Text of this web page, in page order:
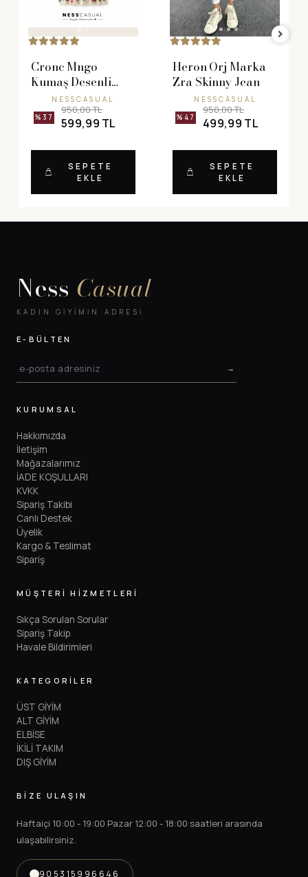
Cronc Mngo
Kumaş Desenli
ElbiseNESSCASUAL
%37
950,00 TL
599,99 TL
SEPETE
EKLE
Heron Orj Marka
Zra Skinny Jean
NESSCASUAL
%47
950,00 TL
499,99 TL
SEPETE
EKLE
Ness Casual
KADIN GIYIMIN ADRESI
E-BÜLTEN
→
KURUMSAL
Hakkımızda
İletişim
Mağazalarımız
İADE KOŞULLARI
KVKK
Sipariş Takibi
Canlı Destek
Üyelik
Kargo & Teslimat
Sipariş
MÜŞTERİ HİZMETLERİ
Sıkça Sorulan Sorular
Sipariş Takip
Havale Bildirimleri
KATEGORİLER
ÜST GİYİM
ALT GİYİM
ELBİSE
İKİLİ TAKIM
DIŞ GİYİM
BİZE ULAŞIN
Haftaiçi 10:00 - 19:00 Pazar 12:00 - 18:00 saatleri arasında
ulaşabilirsiniz.
905315996646